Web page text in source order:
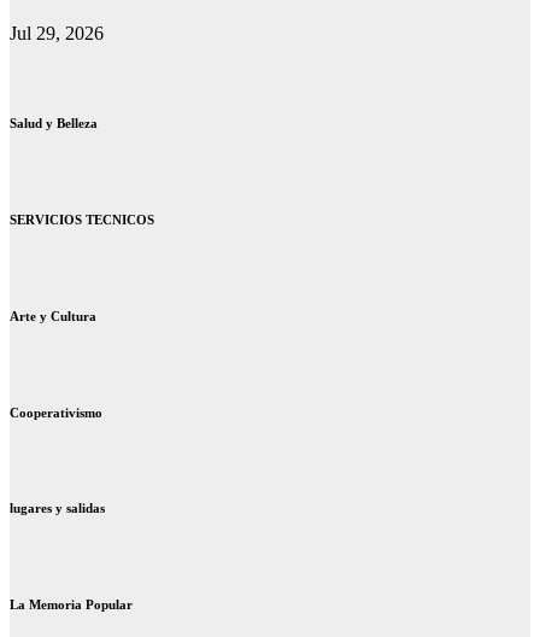
Jul 29, 2026
Salud y Belleza
SERVICIOS TECNICOS
Arte y Cultura
Cooperativismo
lugares y salidas
La Memoria Popular